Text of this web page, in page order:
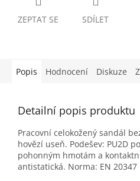
ZEPTAT SE SDÍLET
Popis Hodnocení Diskuze
Detailní popis produktu
Pracovní celokožený sandál
hovězí useň. Podešev: PU2D
pohonným hmotám a
antistatická. Norma: EN 20347